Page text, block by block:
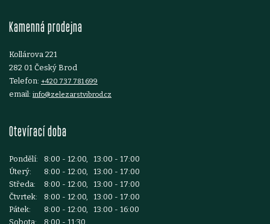
Kamenná prodejna
Kollárova 221
282 01 Český Brod
Telefon: +420 737 781 699
email: info@zelezarstvibrod.cz
Otevírací doba
Pondělí:
8:00 - 12:00, 13:00 - 17:00
Úterý:
8:00 - 12:00, 13:00 - 17:00
Středa:
8:00 - 12:00, 13:00 - 17:00
Čtvrtek:
8:00 - 12:00, 13:00 - 17:00
Pátek:
8:00 - 12:00, 13:00 - 16:00
Sobota:
8:00 - 11:30